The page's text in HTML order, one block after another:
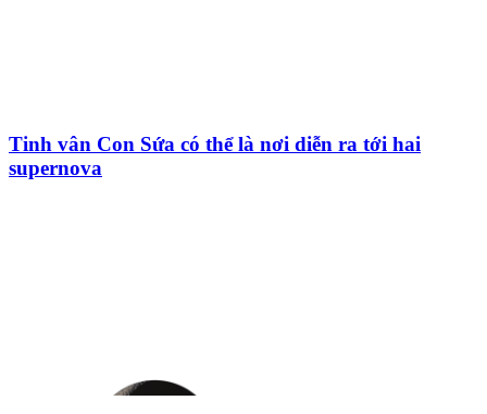
Tinh vân Con Sứa có thể là nơi diễn ra tới hai
supernova